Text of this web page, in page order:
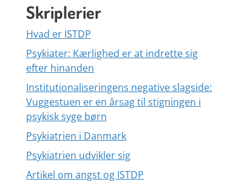
Skriplerier
Hvad er ISTDP
Psykiater: Kærlighed er at indrette sig
efter hinanden
Institutionaliseringens negative slagside:
Vuggestuen er en årsag til stigningen i
psykisk syge børn
Psykiatrien i Danmark
Psykiatrien udvikler sig
Artikel om angst og ISTDP